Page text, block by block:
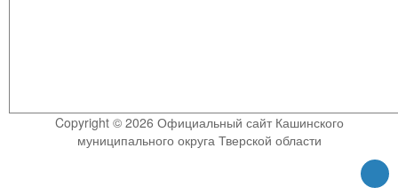
Copyright © 2026 Официальный сайт Кашинского
муниципального округа Тверской области